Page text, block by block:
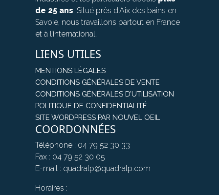
de 25 ans. Situé près d’Aix des bains en
Savoie, nous travaillons partout en France
et à l’international.
LIENS UTILES
MENTIONS LÉGALES
CONDITIONS GÉNÉRALES DE VENTE
CONDITIONS GÉNÉRALES D’UTILISATION
POLITIQUE DE CONFIDENTIALITÉ
SITE WORDPRESS PAR NOUVEL OEIL
COORDONNÉES
Téléphone : 04 79 52 30 33
Fax : 04 79 52 30 05
E-mail : quadralp@quadralp.com
Horaires :